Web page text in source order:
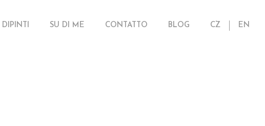
DIPINTI SU DI ME CONTATTO BLOG CZ EN